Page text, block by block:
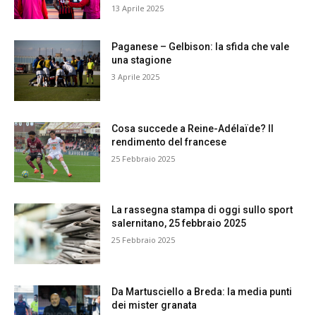
13 Aprile 2025
Paganese – Gelbison: la sfida che vale
una stagione
3 Aprile 2025
Cosa succede a Reine-Adélaïde? Il
rendimento del francese
25 Febbraio 2025
La rassegna stampa di oggi sullo sport
salernitano, 25 febbraio 2025
25 Febbraio 2025
Da Martusciello a Breda: la media punti
dei mister granata